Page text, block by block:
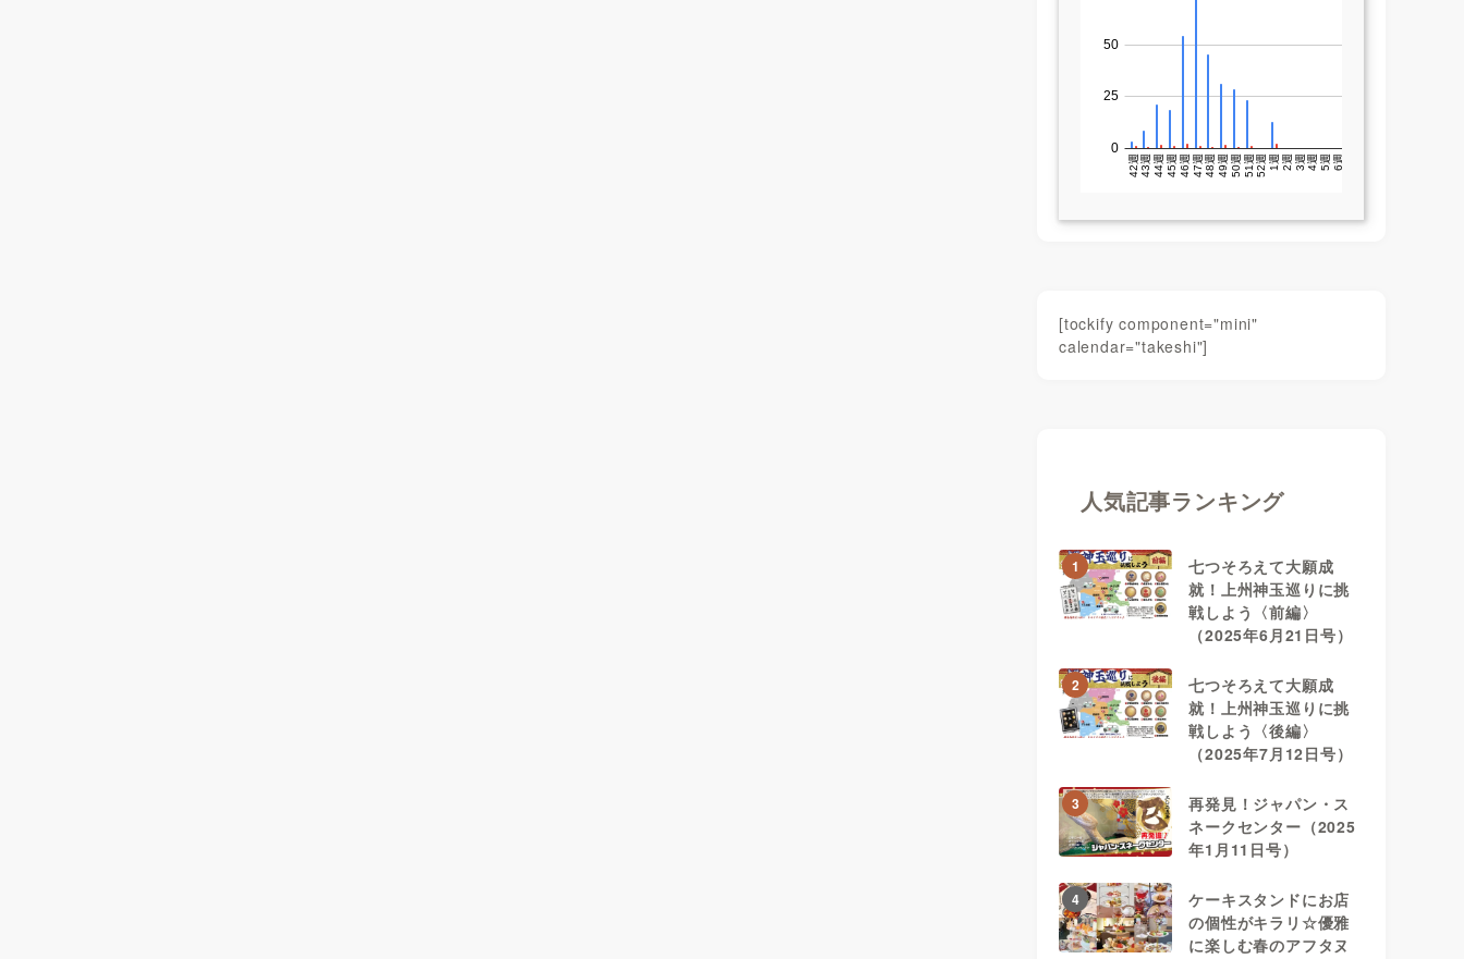
[tockify component="mini"
calendar="takeshi"]
人気記事ランキング
1
七つそろえて大願成
就！上州神玉巡りに挑
戦しよう〈前編〉
（2025年6月21日号）
2
七つそろえて大願成
就！上州神玉巡りに挑
戦しよう〈後編〉
（2025年7月12日号）
3
再発見！ジャパン・ス
ネークセンター（2025
年1月11日号）
4
ケーキスタンドにお店
の個性がキラリ☆優雅
に楽しむ春のアフタヌ